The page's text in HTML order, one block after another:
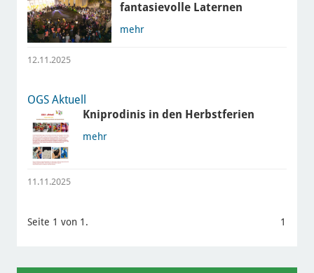
fantasievolle Laternen
mehr
12.11.2025
OGS Aktuell
Kniprodinis in den Herbstferien
mehr
11.11.2025
Seite 1 von 1. 1